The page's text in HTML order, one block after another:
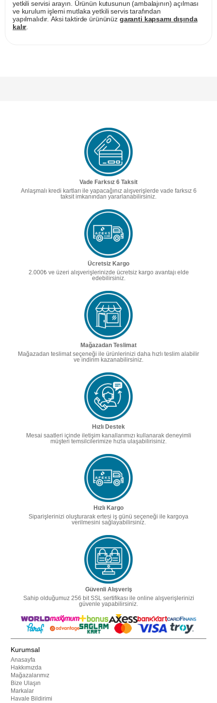
yetkili servisi arayın. Ürünün kutusunun (ambalajının) açılması
ve kurulum işlemi mutlaka yetkili servis tarafından
yapılmalıdır. Aksi taktirde ürününüz garanti kapsamı dışında
kalır.
Vade Farksız 6 Taksit
Anlaşmalı kredi kartları ile yapacağınız alışverişlerde vade farksız 6
taksit imkanından yararlanabilirsiniz.
Ücretsiz Kargo
2.000₺ ve üzeri alışverişlerinizde ücretsiz kargo avantajı elde
edebilirsiniz.
Mağazadan Teslimat
Mağazadan teslimat seçeneği ile ürünlerinizi daha hızlı teslim alabilir
ve indirim kazanabilirsiniz.
Hızlı Destek
Mesai saatleri içinde iletişim kanallarımızı kullanarak deneyimli
müşteri temsilcilerimize hızla ulaşabilirisiniz.
Hızlı Kargo
Siparişlerinizi oluşturarak ertesi iş günü seçeneği ile kargoya
verilmesini sağlayabilirsiniz.
Güvenli Alışveriş
Sahip olduğumuz 256 bit SSL sertifikası ile online alışverişlerinizi
güvenle yapabilirsiniz.
Kurumsal
Anasayfa
Hakkımızda
Mağazalarımız
Bize Ulaşın
Markalar
Havale Bildirimi